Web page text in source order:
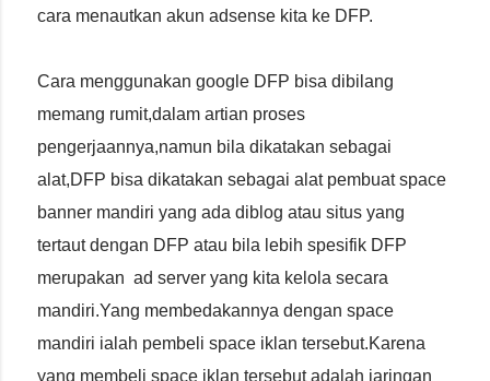
cara menautkan akun adsense kita ke DFP.
Cara menggunakan google DFP bisa dibilang
memang rumit,dalam artian proses
pengerjaannya,namun bila dikatakan sebagai
alat,DFP bisa dikatakan sebagai alat pembuat space
banner mandiri yang ada diblog atau situs yang
tertaut dengan DFP atau bila lebih spesifik DFP
merupakan ad server yang kita kelola secara
mandiri.Yang membedakannya dengan space
mandiri ialah pembeli space iklan tersebut.Karena
yang membeli space iklan tersebut adalah jaringan